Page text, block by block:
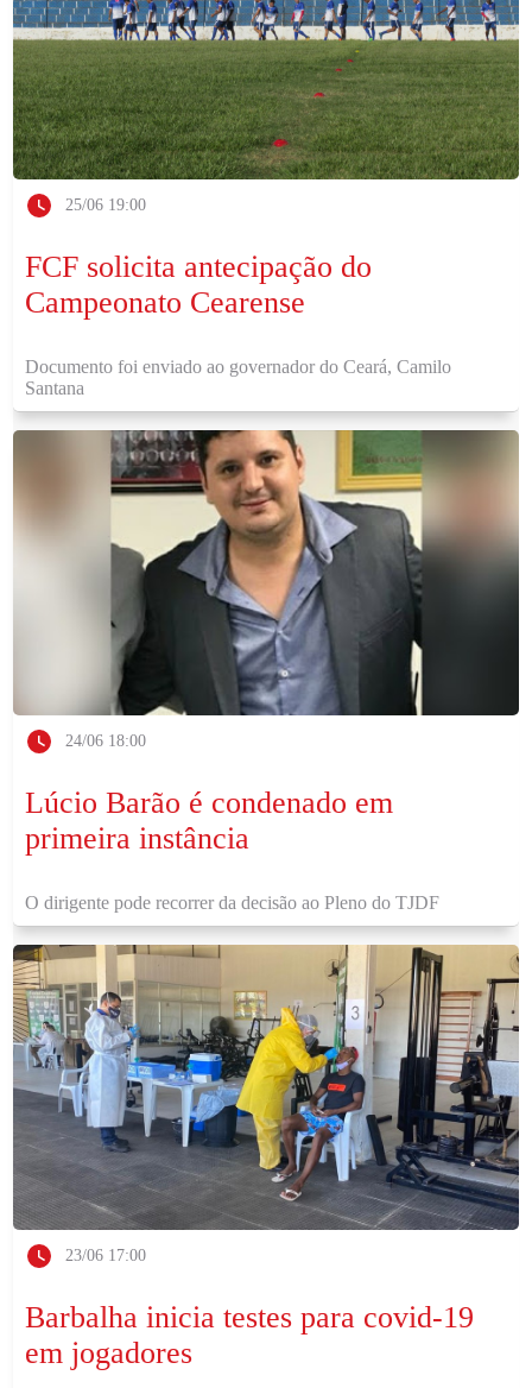
25/06 19:00
FCF solicita antecipação do
Campeonato Cearense
Documento foi enviado ao governador do Ceará, Camilo
Santana
24/06 18:00
Lúcio Barão é condenado em
primeira instância
O dirigente pode recorrer da decisão ao Pleno do TJDF
23/06 17:00
Barbalha inicia testes para covid-19
em jogadores